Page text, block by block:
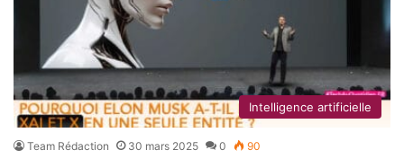
Intelligence artificielle
Team Rédaction 30 mars 2025 0 90